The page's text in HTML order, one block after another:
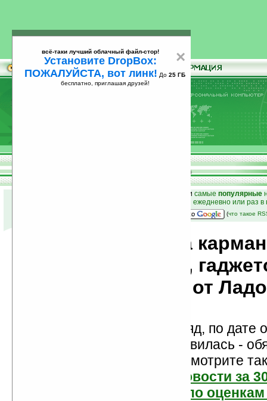
25
и самые популярные
на email ежедневно или раз
(что такое
Новости мира
компьютеров,
мобильности от
Новости показаны подряд, по дате
Если новость вам понравилась -
проголосуйте! Посмотрите
самые читаемые новости за
самые лучшие новости по оценкам
×
всё-таки лучший облачный файл-стор!
Установите DropBox:
ПОЖАЛУЙСТА, вот линк! До 25 ГБ
бесплатно, приглашая друзей!